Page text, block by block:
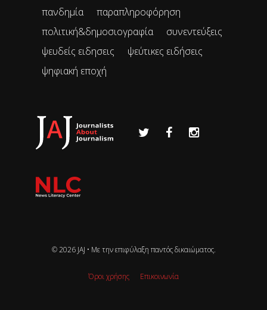
πανδημία
παραπληροφόρηση
πολιτική&δημοσιογραφία
συνεντεύξεις
ψευδείς ειδησεις
ψεύτικες ειδήσεις
ψηφιακή εποχή
© 2026 JAJ • Mε την επιφύλαξη παντός δικαιώματος.
Όροι χρήσης Επικοινωνία